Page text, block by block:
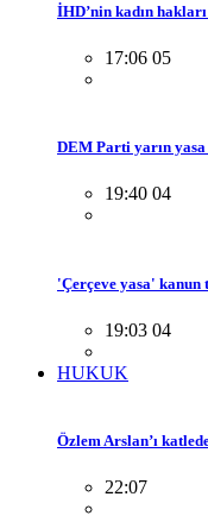
İHD’nin kadın
17:06 05
DEM Parti yarın
19:40 04
'Çerçeve yasa'
19:03 04
HUKUK
Özlem Arslan’ı
22:07